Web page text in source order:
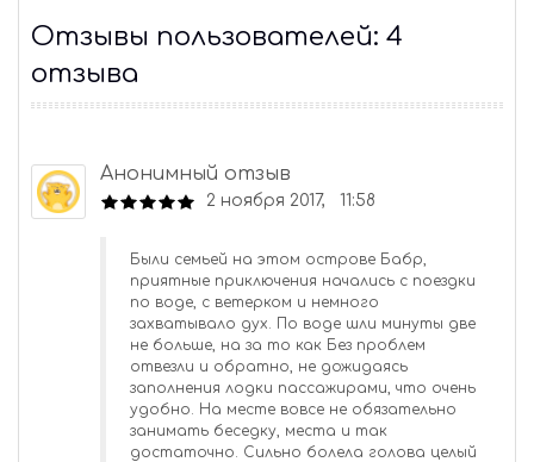
Отзывы пользователей: 4
отзыва
Анонимный отзыв
2 ноября 2017, 11:58
Были семьей на этом острове Бабр,
приятные приключения начались с поездки
по воде, с ветерком и немного
захватывало дух. По воде шли минуты две
не больше, на за то как Без проблем
отвезли и обратно, не дожидаясь
заполнения лодки пассажирами, что очень
удобно. На месте вовсе не обязательно
занимать беседку, места и так
достаточно. Сильно болела голова целый